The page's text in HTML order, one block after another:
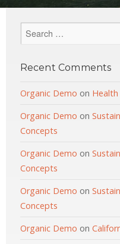
Recent Comments
Organic Demo on
Organic Demo on
Concepts
Organic Demo on
Concepts
Organic Demo on
Concepts
Organic Demo on